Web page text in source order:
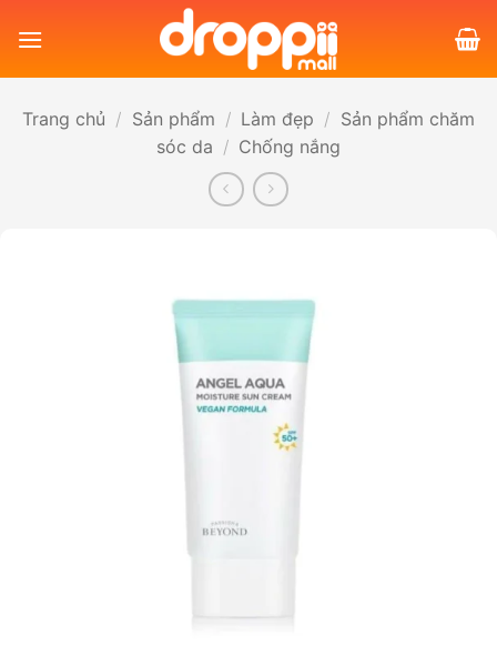
qua
Trang chủ / Sản phẩm / Làm đẹp / Sản phẩm chăm
sóc da / Chống nắng